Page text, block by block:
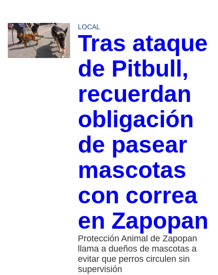
LOCAL
Tras ataque
de Pitbull,
recuerdan
obligación
de pasear
mascotas
con correa
en Zapopan
Protección Animal de Zapopan
llama a dueños de mascotas a
evitar que perros circulen sin
supervisión